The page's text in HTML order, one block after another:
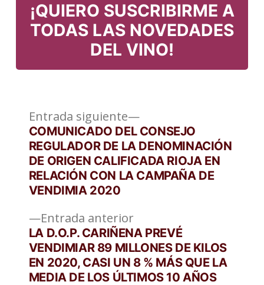
¡QUIERO SUSCRIBIRME A
TODAS LAS NOVEDADES
DEL VINO!
Navegación
de
entradas
Entrada anteriorEntrada
anterior:
LA D.O.P. CARIÑENA PREVÉ
VENDIMIAR 89 MILLONES DE KILOS
EN 2020, CASI UN 8 % MÁS QUE LA
MEDIA DE LOS ÚLTIMOS 10 AÑOS
Entrada siguiente
Entrada
siguiente:
COMUNICADO DEL CONSEJO
REGULADOR DE LA DENOMINACIÓN
DE ORIGEN CALIFICADA RIOJA EN
RELACIÓN CON LA CAMPAÑA DE
VENDIMIA 2020